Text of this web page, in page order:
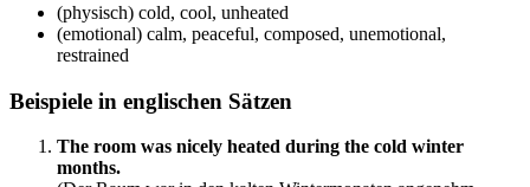
(physisch) cold, cool, unheated
(emotional) calm, peaceful, composed, unemotional,
restrained
Beispiele in englischen Sätzen
The room was nicely heated during the cold winter
months.